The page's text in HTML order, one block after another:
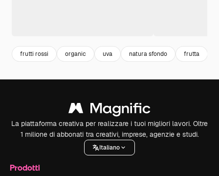
frutti rossi organic uva natura sfondo frutta
La piattaforma creativa per realizzare i tuoi migliori lavori. Oltre
1 milione di abbonati tra creativi, imprese, agenzie e studi.
Italiano
Prodotti